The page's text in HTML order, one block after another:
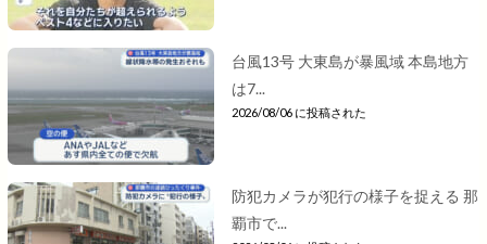
台風13号 大東島が暴風域 本島地方
は7...
2026/08/06 に投稿された
防犯カメラが犯行の様子を捉える 那
覇市で...